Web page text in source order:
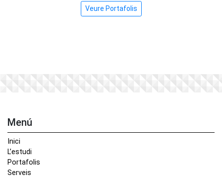
Veure Portafolis
Menú
Inici
L’estudi
Portafolis
Serveis